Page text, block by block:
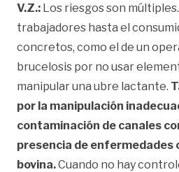
V.Z.: Los riesgos son
trabajadores hasta el
concretos, como el de un
brucelosis por no usar
manipular una ubre lactante.
por la manipulación
contaminación de canales
presencia de enfermedades
bovina.Cuando no hay